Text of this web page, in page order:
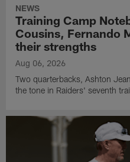
NEWS
Training Camp
Cousins, Fernando
their strengths
Aug 06, 2026
Two quarterbacks, Ashton
the tone in Raiders' seventh